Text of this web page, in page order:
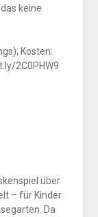
keine
Kosten:
2C0PHW9
über
– für Kinder
Da